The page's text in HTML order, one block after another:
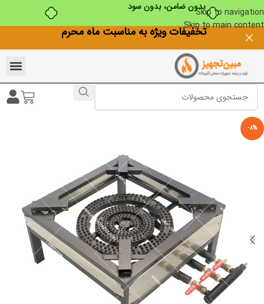
بدون ضامن، بدون سودSkip to navigation
Skip to main contentتخفیفات ویژه به مناسبت ماه محرم
-8%